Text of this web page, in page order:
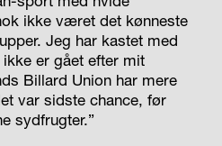
ikke været det kønneste
Jeg har kastet med
er gået efter mit
Billard Union har mere
var sidste chance, før
sydfrugter.”